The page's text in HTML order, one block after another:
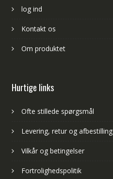
log ind
Kontakt os
Om produktet
Hurtige links
Ofte stillede spørgsmål
Levering, retur og afbestilling
Vilkår og betingelser
Fortrolighedspolitik